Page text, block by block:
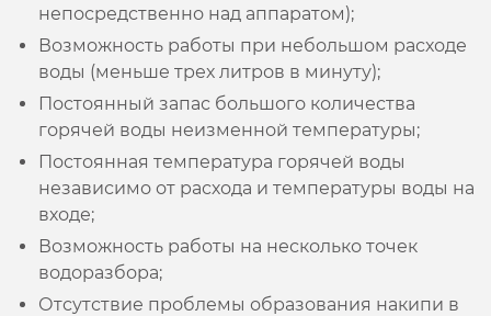
непосредственно над аппаратом);
Возможность работы при небольшом расходе
воды (меньше трех литров в минуту);
Постоянный запас большого количества
горячей воды неизменной температуры;
Постоянная температура горячей воды
независимо от расхода и температуры воды на
входе;
Возможность работы на несколько точек
водоразбора;
Отсутствие проблемы образования накипи в